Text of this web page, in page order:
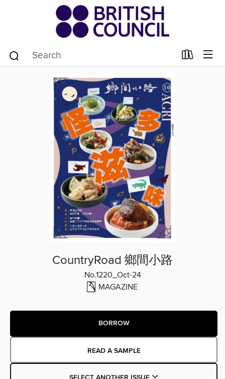
CountryRoad 鄉間小路
No.1220_Oct-24
MAGAZINE
BORROW
READ A SAMPLE